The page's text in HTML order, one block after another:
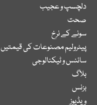
دلچسپ و عجیب
صحت
سونے کے نرخ
پیٹرولیم مصنوعات کی قیمتیں
سائنس و ٹیکنالوجی
بلاگ
بزنس
ویڈیوز